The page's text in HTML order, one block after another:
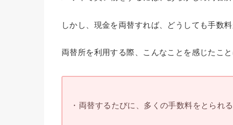
しかし、現金を両替すれば、どうしても手数料
両替所を利用する際、こんなことを感じたこ
・両替するたびに、多くの手数料をとられ